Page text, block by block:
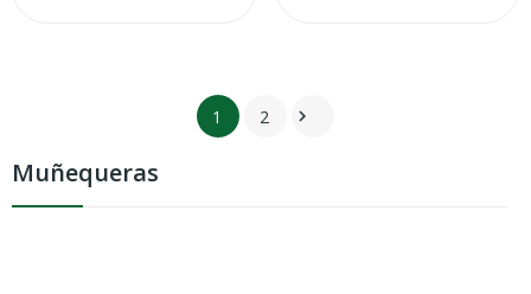
Muñequeras
1 2 